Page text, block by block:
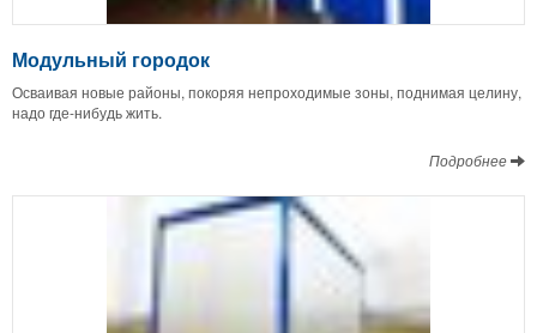
Модульный городок
Осваивая новые районы, покоряя непроходимые зоны, поднимая целину,
надо где-нибудь жить.
Подробнее